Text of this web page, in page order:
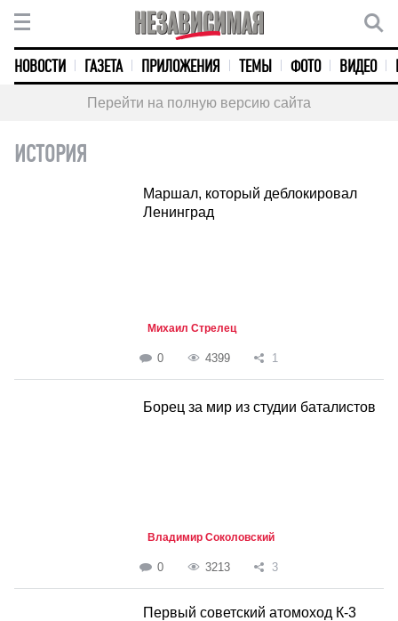
НОВОСТИ ГАЗЕТА ПРИЛОЖЕНИЯ ТЕМЫ ФОТО ВИДЕО
Перейти на полную версию сайта
ИСТОРИЯ
Маршал, который деблокировал
Ленинград
Михаил Стрелец
0 4399 1
Борец за мир из студии баталистов
Владимир Соколовский
0 3213 3
Первый советский атомоход К-3